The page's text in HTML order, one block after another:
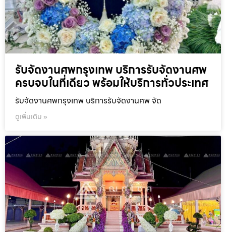
รับจัดงานศพกรุงเทพ บริการรับจัดงานศพ
ครบจบในที่เดียว พร้อมให้บริการทั่วประเทศ
รับจัดงานศพกรุงเทพ บริการรับจัดงานศพ จัด
ดูเพิ่มเติม »